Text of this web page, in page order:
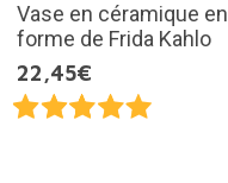
Vase en céramique en
forme de Frida Kahlo
22,45€